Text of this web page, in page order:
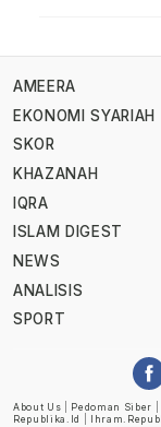
AMEERA
EKONOMI SYARIAH
SKOR
KHAZANAH
IQRA
ISLAM DIGEST
NEWS
ANALISIS
SPORT
About Us Pedoman Siber
Republika.id